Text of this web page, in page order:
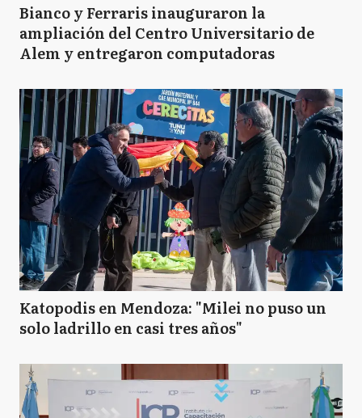
Bianco y Ferraris inauguraron la
ampliación del Centro Universitario de
Alem y entregaron computadoras
Katopodis en Mendoza: "Milei no puso un
solo ladrillo en casi tres años"